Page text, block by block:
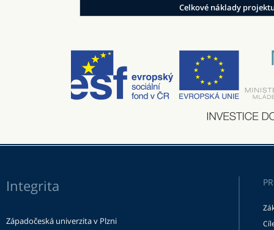
Celkové náklady
Integrita
Západočeská univerzita v Plzni